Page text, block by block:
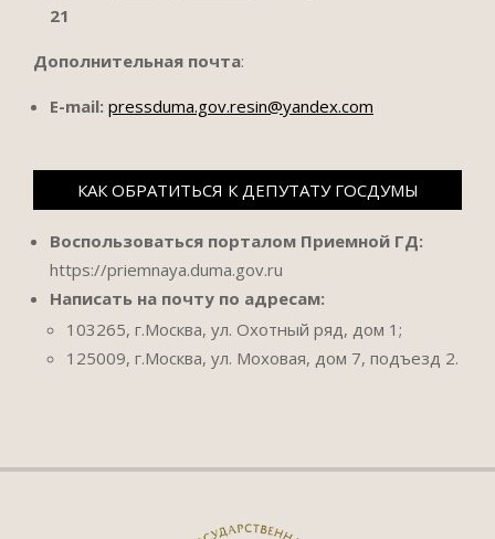
21
Дополнительная почта:
E-mail: pressduma.gov.resin@yandex.com
КАК ОБРАТИТЬСЯ К ДЕПУТАТУ ГОСДУМЫ
Воспользоваться порталом Приемной ГД:
https://priemnaya.duma.gov.ru
Написать на почту по адресам:
103265, г.Москва, ул. Охотный ряд, дом 1;
125009, г.Москва, ул. Моховая, дом 7, подъезд 2.